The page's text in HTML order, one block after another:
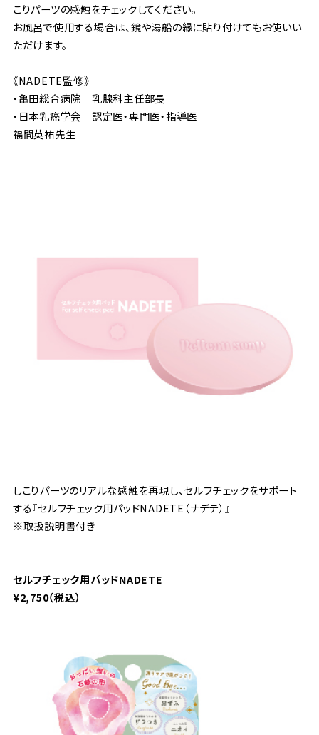
こりパーツの感触をチェックしてください。
お風呂で使用する場合は、鏡や湯船の縁に貼り付けてもお使いい
ただけます。
《NADETE監修》
・亀田総合病院 乳腺科主任部長
・日本乳癌学会 認定医・専門医・指導医
福間英祐先生
しこりパーツのリアルな感触を再現し、セルフチェックをサポート
する『セルフチェック用パッドNADETE（ナデテ）』
※取扱説明書付き
セルフチェック用パッドNADETE
¥2,750（税込）